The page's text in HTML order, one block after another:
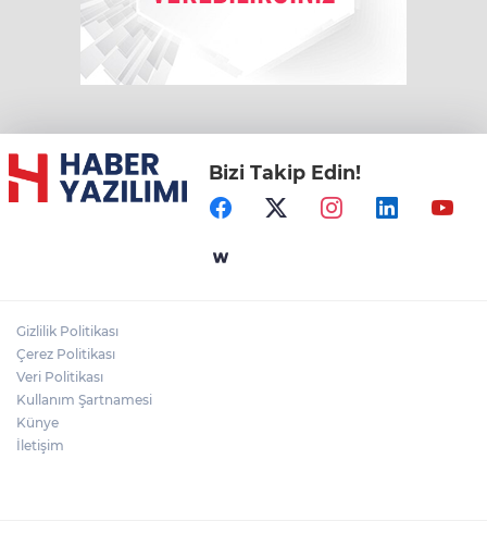
Bizi Takip Edin!
Gizlilik Politikası
Çerez Politikası
Veri Politikası
Kullanım Şartnamesi
Künye
İletişim